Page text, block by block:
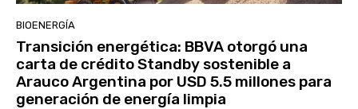
BIOENERGÍA
Transición energética: BBVA otorgó una
carta de crédito Standby sostenible a
Arauco Argentina por USD 5.5 millones para
generación de energía limpia